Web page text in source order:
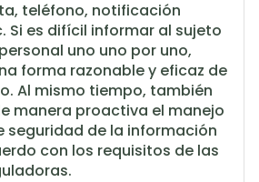
teléfono, notificación
Si es difícil informar al sujeto
uno uno por uno,
forma razonable y eficaz de
Al mismo tiempo, también
manera proactiva el manejo
seguridad de la información
con los requisitos de las